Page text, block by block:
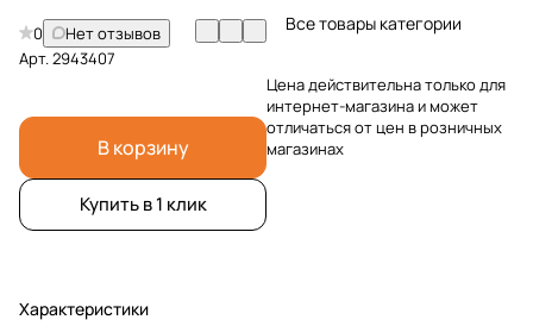
0
Нет отзывов
Арт.2943407
В корзину
Купить в 1 клик
Характеристики
Все товары категории
Цена действительна только для
интернет-магазина и может
отличаться от цен в розничных
магазинах